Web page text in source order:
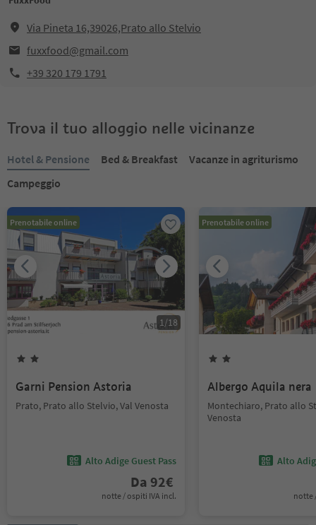
Via Pineta 16,39026,Prato allo Stelvio
fuxxfood@gmail.com
+39 320 179 1791
Trova il tuo alloggio nelle vicinanze
Hotel & Pensione Bed & Breakfast
Vacanze in agriturismo
Campeggio
Prenotabile online
1/18
Garni Pension Astoria
Prato, Prato allo Stelvio, Val Venosta
Alto Adige Guest Pass
Da 92€
notte / ospiti IVA incl.
Prenotabile online
Albergo Aquila nera
Montechiaro, Prato allo
Venosta
Alto
notte